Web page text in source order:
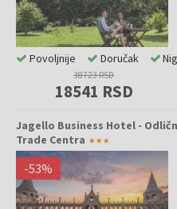
38723 RSD
18541 RSD
Povoljnije Doručak
Jagello Business Hotel -
Trade Centra
-53%